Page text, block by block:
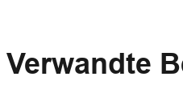
Verwandte